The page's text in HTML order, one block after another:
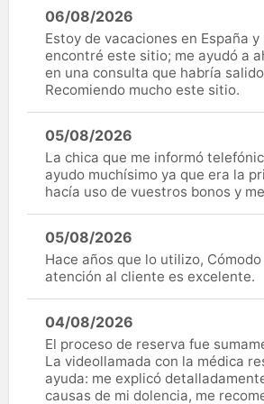
06/08/2026
Estoy de vacaciones en España
encontré este sitio; me ayudó a
en una consulta que habría
Recomiendo mucho este sitio.
05/08/2026
La chica que me informó
ayudo muchísimo ya que era la
hacía uso de vuestros bonos y
05/08/2026
Hace años que lo utilizo,
atención al cliente es excelente.
04/08/2026
El proceso de reserva fue
La videollamada con la médica
ayuda: me explicó
causas de mi dolencia, me